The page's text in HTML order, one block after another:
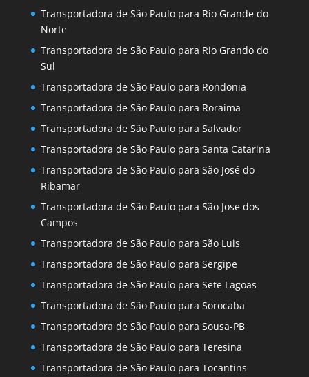
Transportadora de São Paulo para Rio Grande do
Norte
Transportadora de São Paulo para Rio Grando do
Sul
Transportadora de São Paulo para Rondonia
Transportadora de São Paulo para Roraima
Transportadora de São Paulo para Salvador
Transportadora de São Paulo para Santa Catarina
Transportadora de São Paulo para São José do
Ribamar
Transportadora de São Paulo para São Jose dos
Campos
Transportadora de São Paulo para São Luis
Transportadora de São Paulo para Sergipe
Transportadora de São Paulo para Sete Lagoas
Transportadora de São Paulo para Sorocaba
Transportadora de São Paulo para Sousa-PB
Transportadora de São Paulo para Teresina
Transportadora de São Paulo para Tocantins